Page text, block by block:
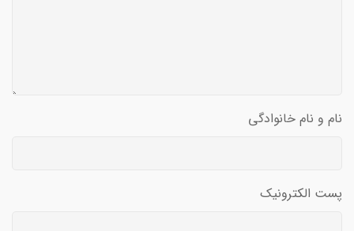
نام و نام خانوادگی
پست الکترونیک